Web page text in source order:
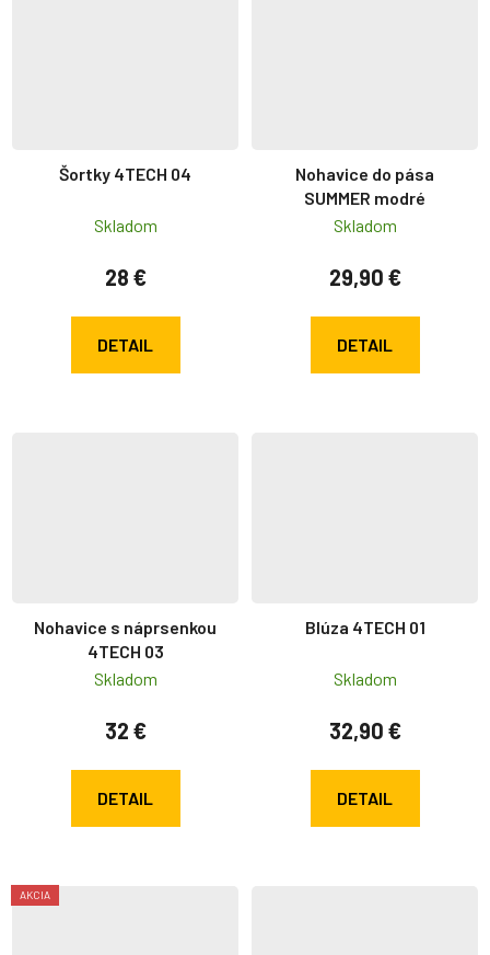
Šortky 4TECH 04
Skladom
28 €
DETAIL
Nohavice do pása
SUMMER modré
Skladom
29,90 €
DETAIL
Nohavice s náprsenkou
4TECH 03
Skladom
32 €
DETAIL
Blúza 4TECH 01
Skladom
32,90 €
DETAIL
AKCIA